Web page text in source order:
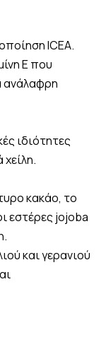
ICEA.
Ε που
ανάλαφρη
ιδιότητες
κακάο, το
εστέρες jojoba
και γερανιού